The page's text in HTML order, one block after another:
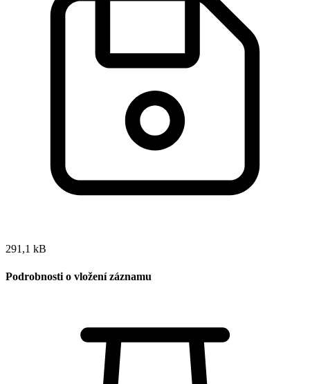
291,1 kB
Podrobnosti o vložení záznamu